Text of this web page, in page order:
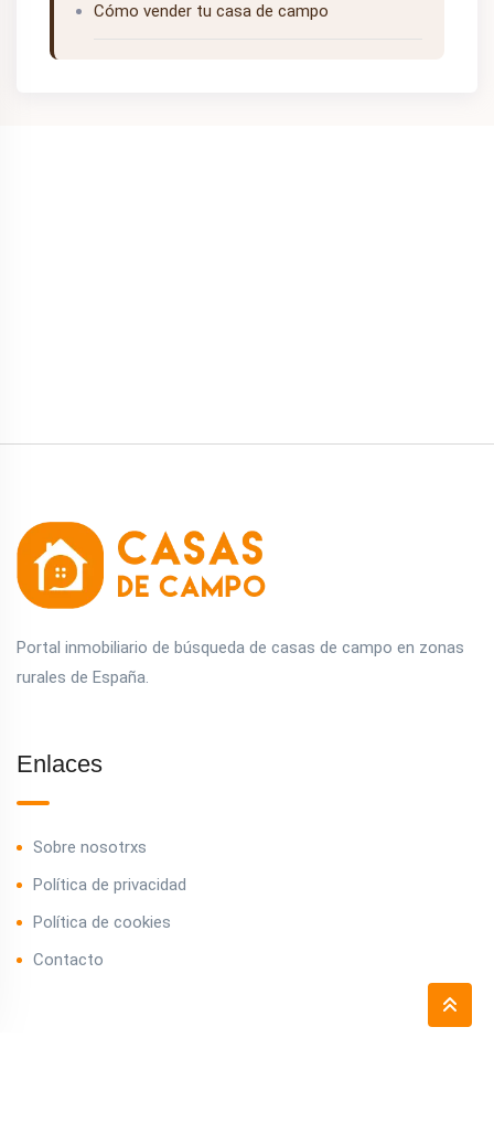
Cómo vender tu casa de campo
Portal inmobiliario de búsqueda de casas de campo en zonas
rurales de España.
Enlaces
Sobre nosotrxs
Política de privacidad
Política de cookies
Contacto